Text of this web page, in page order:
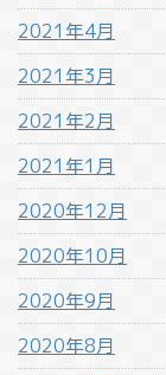
2021年4月
2021年3月
2021年2月
2021年1月
2020年12月
2020年10月
2020年9月
2020年8月